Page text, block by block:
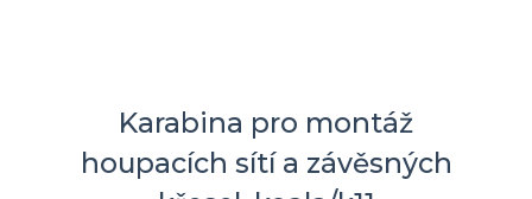
Karabina pro montáž
houpacích sítí a závěsných